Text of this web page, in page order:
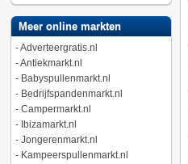
Meer online markten
-Adverteergratis.nl
-Antiekmarkt.nl
- Babyspullenmarkt.nl
- Bedrijfspandenmarkt.nl
- Campermarkt.nl
- Ibizamarkt.nl
- Jongerenmarkt.nl
- Kampeerspullenmarkt.nl